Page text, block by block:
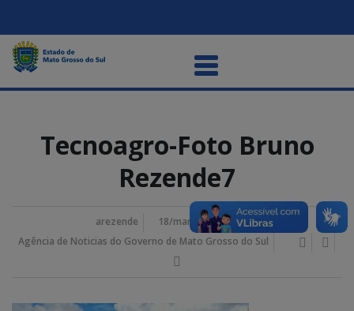
Tecnoagro-Foto Bruno
Rezende7
arezende
18/março/2025 2:41 pm
Agência de Noticias do Governo de Mato Grosso do Sul